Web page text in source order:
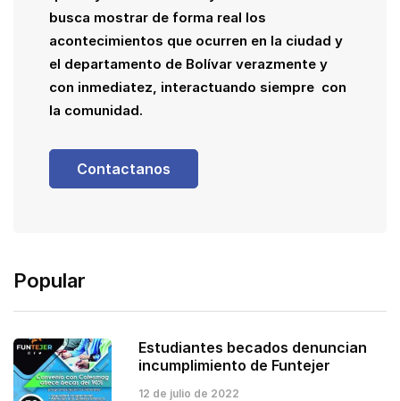
busca mostrar de forma real los
acontecimientos que ocurren en la ciudad y
el departamento de Bolívar verazmente y
con inmediatez, interactuando siempre con
la comunidad.
Contactanos
Popular
Estudiantes becados denuncian
incumplimiento de Funtejer
12 de julio de 2022